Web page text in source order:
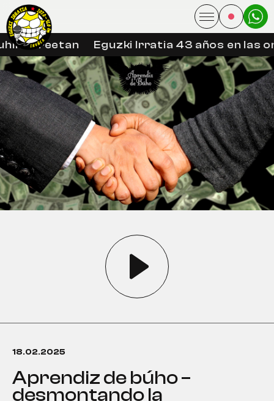
libreetan Eguzki Irratia 43 años en las
18.02.2025
aprendiz de búho –
desmontando la